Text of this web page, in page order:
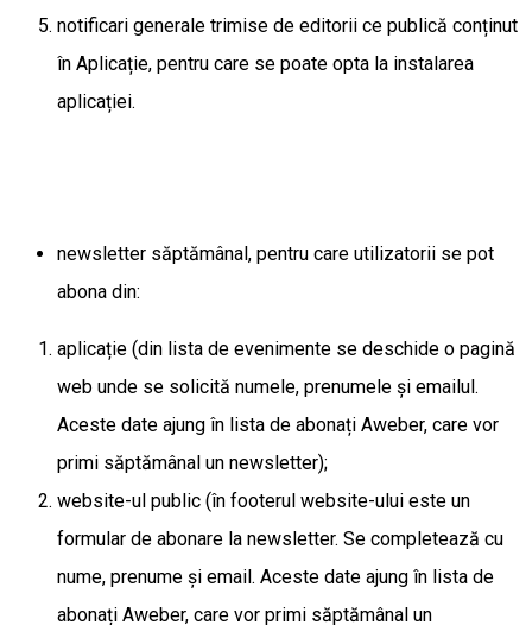
notificari generale trimise de editorii ce publică conținut
în Aplicație, pentru care se poate opta la instalarea
aplicației.
newsletter săptămânal, pentru care utilizatorii se pot
abona din:
aplicație (din lista de evenimente se deschide o pagină
web unde se solicită numele, prenumele și emailul.
Aceste date ajung în lista de abonați Aweber, care vor
primi săptămânal un newsletter);
website-ul public (în footerul website-ului este un
formular de abonare la newsletter. Se completează cu
nume, prenume și email. Aceste date ajung în lista de
abonați Aweber, care vor primi săptămânal un